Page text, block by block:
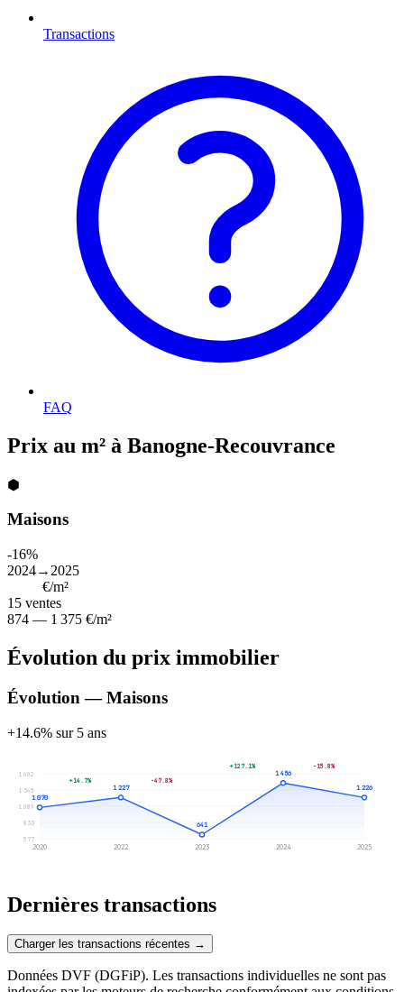
Transactions
FAQ
Prix au m² à Banogne-Recouvrance
⬢
Maisons
-16%
2024→2025
€/m²
15 ventes
874 — 1 375 €/m²
Évolution du prix immobilier
Évolution — Maisons
+14.6% sur 5 ans
577
833
1 089
1 345
1 602
1 070
2020
1 227
2022
641
2023
1 456
2024
1 226
2025
+14.7% -47.8%
+127.1% -15.8%
Dernières transactions
Charger les transactions récentes →
Données DVF (DGFiP). Les transactions individuelles ne sont pas